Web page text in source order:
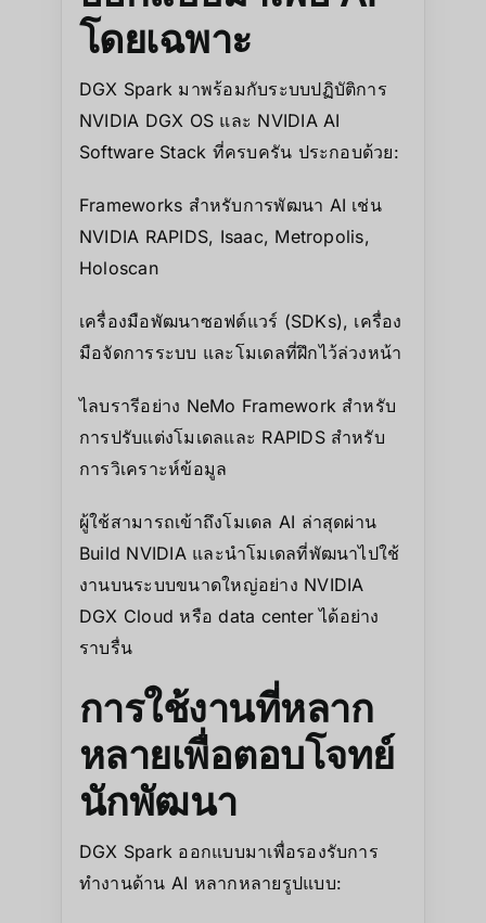
โดยเฉพาะ
DGX Spark มาพร้อมกับระบบปฏิบัติการ
NVIDIA DGX OS และ NVIDIA AI
Software Stack ที่ครบครัน ประกอบด้วย:
Frameworks สำหรับการพัฒนา AI เช่น
NVIDIA RAPIDS, Isaac, Metropolis,
Holoscan
เครื่องมือพัฒนาซอฟต์แวร์ (SDKs), เครื่อง
มือจัดการระบบ และโมเดลที่ฝึกไว้ล่วงหน้า
ไลบรารีอย่าง NeMo Framework สำหรับ
การปรับแต่งโมเดลและ RAPIDS สำหรับ
การวิเคราะห์ข้อมูล
ผู้ใช้สามารถเข้าถึงโมเดล AI ล่าสุดผ่าน
Build NVIDIA และนำโมเดลที่พัฒนาไปใช้
งานบนระบบขนาดใหญ่อย่าง NVIDIA
DGX Cloud หรือ data center ได้อย่าง
ราบรื่น
การใช้งานที่หลาก
หลายเพื่อตอบโจทย์
นักพัฒนา
DGX Spark ออกแบบมาเพื่อรองรับการ
ทำงานด้าน AI หลากหลายรูปแบบ: